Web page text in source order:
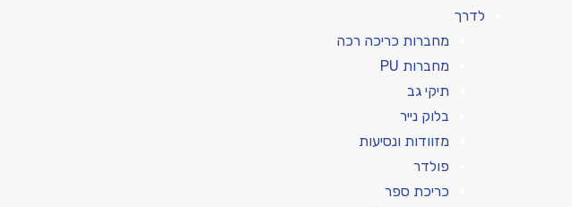
לדרך
מחברות כריכה רכה
מחברות PU
תיקי גב
בלוק נייר
מזוודות ונסיעות
פולדר
כריכת ספר